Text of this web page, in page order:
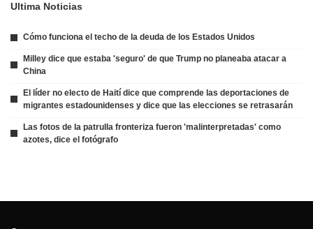
Ultima Noticias
Cómo funciona el techo de la deuda de los Estados Unidos
Milley dice que estaba 'seguro' de que Trump no planeaba atacar a
China
El líder no electo de Haití dice que comprende las deportaciones de
migrantes estadounidenses y dice que las elecciones se retrasarán
Las fotos de la patrulla fronteriza fueron 'malinterpretadas' como
azotes, dice el fotógrafo